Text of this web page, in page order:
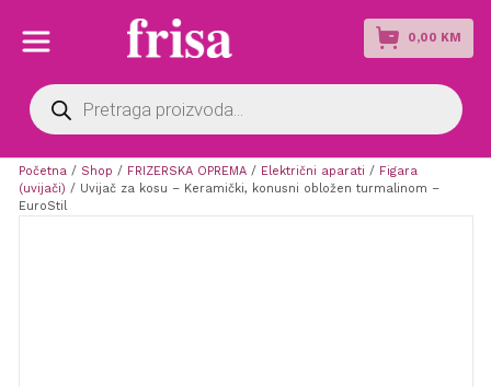
0,00 KM
Products
search
Početna / Shop / FRIZERSKA OPREMA/ Električni aparati / Figara
(uvijači) / Uvijač za kosu – Keramički, konusni obložen turmalinom –
EuroStil